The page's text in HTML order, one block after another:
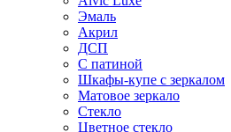
Эмаль
Акрил
ДСП
С патиной
Шкафы-купе с зеркалом
Матовое зеркало
Стекло
Цветное стекло